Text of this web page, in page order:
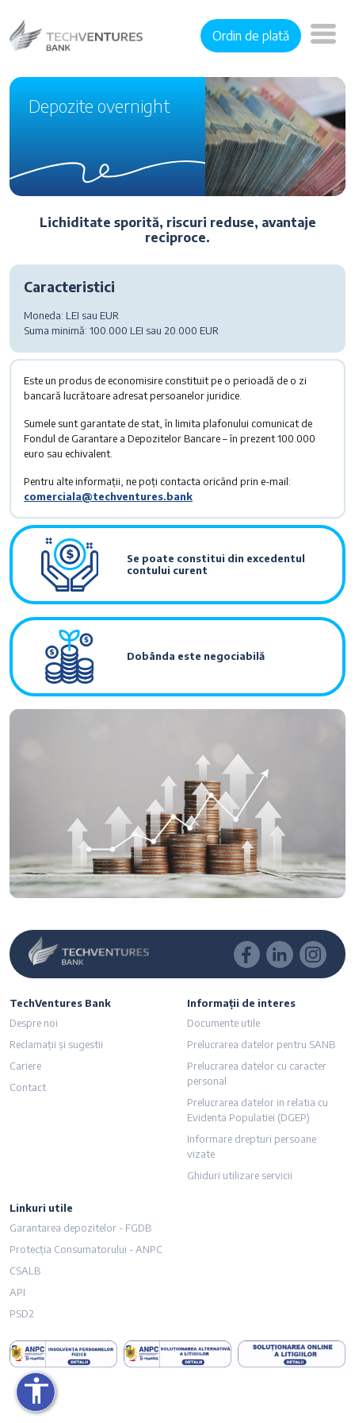
Ordin de plată
Depozite overnight
Lichiditate sporită, riscuri reduse, avantaje
reciproce.
Este un produs de economisire constituit pe o perioadă de o zi
bancară lucrătoare adresat persoanelor juridice.
Sumele sunt garantate de stat, în limita plafonului comunicat de
Fondul de Garantare a Depozitelor Bancare – în prezent 100.000
euro sau echivalent.
Pentru alte informații, ne poți contacta oricând prin e-mail:
comerciala@techventures.bank
Caracteristici
Moneda: LEI sau EUR
Suma minimă: 100.000 LEI sau 20.000 EUR
Se poate constitui din excedentul
contului curent
Dobânda este negociabilă
TechVentures Bank
Despre noi
Reclamații și sugestii
Cariere
Contact
Informații de interes
Documente utile
Prelucrarea datelor pentru SANB
Prelucrarea datelor cu caracter
personal
Prelucrarea datelor in relatia cu
Evidenta Populatiei (DGEP)
Informare drepturi persoane
vizate
Ghiduri utilizare servicii
Linkuri utile
Garantarea depozitelor - FGDB
Protecția Consumatorului - ANPC
CSALB
API
PSD2
accessibility
textului
dimensiunea textului
culorile
legăturile